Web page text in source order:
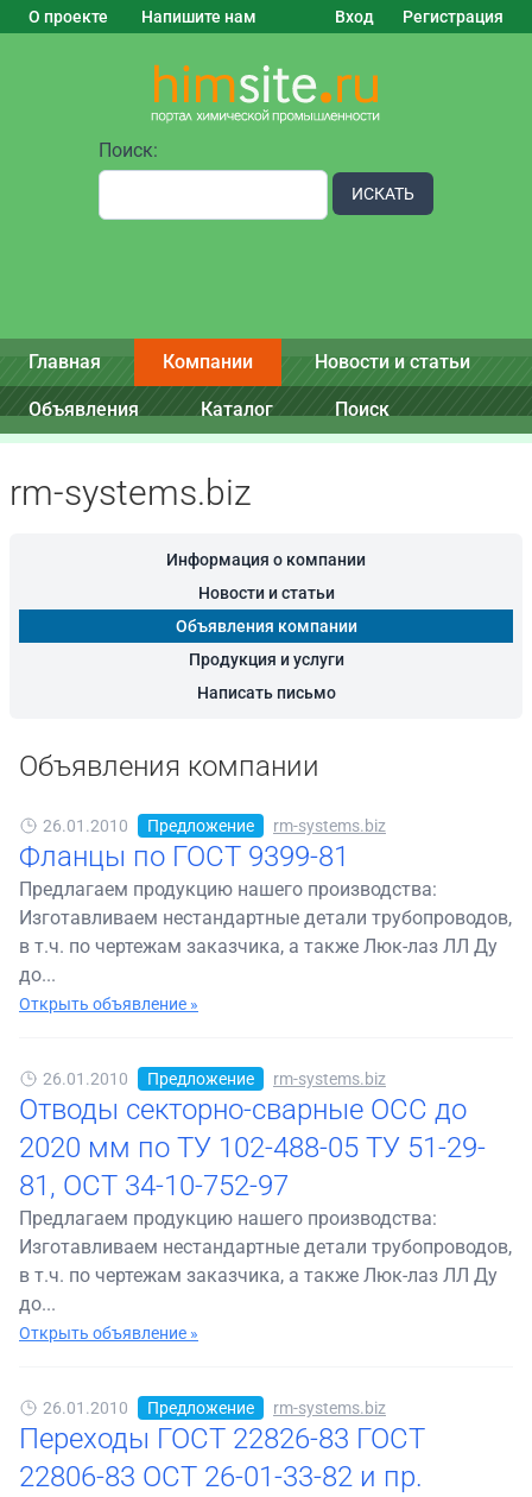
О проекте Напишите нам Вход Регистрация
Поиск:
ИСКАТЬ
Главная Компании Новости и статьи
Объявления Каталог Поиск
rm-systems.biz
Информация о компании
Новости и статьи
Объявления компании
Продукция и услуги
Написать письмо
Объявления компании
26.01.2010 Предложение rm-systems.biz
Фланцы по ГОСТ 9399-81
Предлагаем продукцию нашего производства:
Изготавливаем нестандартные детали трубопроводов,
в т.ч. по чертежам заказчика, а также Люк-лаз ЛЛ Ду
до...
Открыть объявление »
26.01.2010 Предложение rm-systems.biz
Отводы секторно-сварные ОСС до
2020 мм по ТУ 102-488-05 ТУ 51-29-
81, ОСТ 34-10-752-97
Предлагаем продукцию нашего производства:
Изготавливаем нестандартные детали трубопроводов,
в т.ч. по чертежам заказчика, а также Люк-лаз ЛЛ Ду
до...
Открыть объявление »
26.01.2010 Предложение rm-systems.biz
Переходы ГОСТ 22826-83 ГОСТ
22806-83 ОСТ 26-01-33-82 и пр.